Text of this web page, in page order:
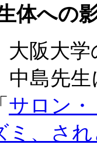
体への
大阪大
中島先
サロン
ミ、さ